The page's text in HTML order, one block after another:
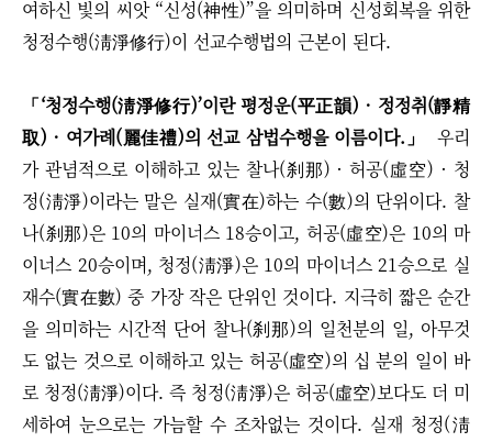
여하신 빛의 씨앗 “신성(神性)”을 의미하며 신성회복을 위한
청정수행(淸淨修行)이 선교수행법의 근본이 된다.
「‘청정수행(淸淨修行)’이란 평정운(平正韻) · 정정취(靜精
取) · 여가례(麗佳禮)의 선교 삼법수행을 이름이다. 」
우리
가 관념적으로 이해하고 있는 찰나(刹那) · 허공(虛空) · 청
정(淸淨)이라는 말은 실재(實在)하는 수(數)의 단위이다. 찰
나(刹那)은 10의 마이너스 18승이고, 허공(虛空)은 10의 마
이너스 20승이며, 청정(淸淨)은 10의 마이너스 21승으로 실
재수(實在數) 중 가장 작은 단위인 것이다. 지극히 짧은 순간
을 의미하는 시간적 단어 찰나(刹那)의 일천분의 일, 아무것
도 없는 것으로 이해하고 있는 허공(虛空)의 십 분의 일이 바
로 청정(淸淨)이다. 즉 청정(淸淨)은 허공(虛空)보다도 더 미
세하여 눈으로는 가늠할 수 조차없는 것이다. 실재 청정(淸